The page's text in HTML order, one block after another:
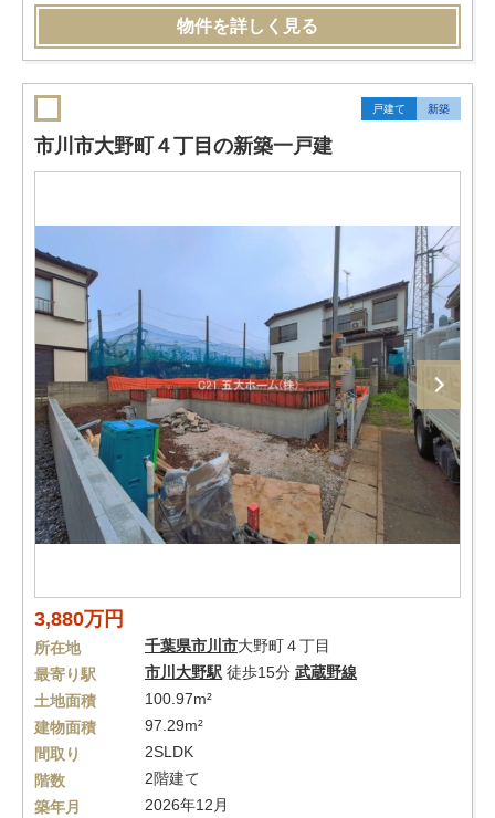
物件を詳しく見る
戸建て 新築
市川市大野町４丁目の新築一戸建
3,880万円
所在地 千葉県市川市大野町４丁目
最寄り駅
市川大野駅 徒歩15分 武蔵野線
土地面積
100.97m²
建物面積
97.29m²
間取り
2SLDK
階数
2階建て
築年月
2026年12月